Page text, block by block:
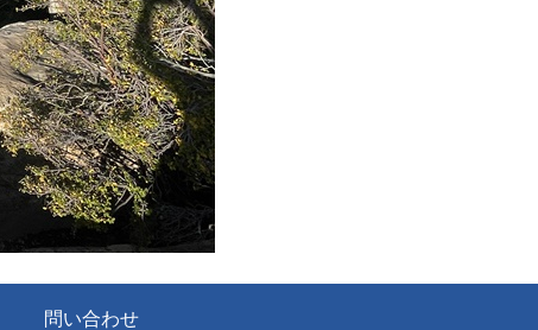
問い合わせ